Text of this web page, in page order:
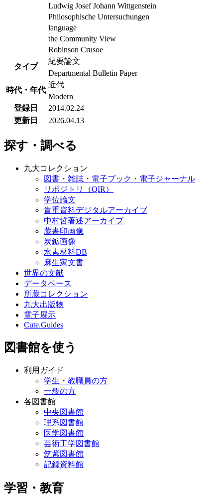
Ludwig Josef Johann Wittgenstein
Philosophische Untersuchungen
language
the Community View
Robinson Crusoe
タイプ
紀要論文
Departmental Bulletin Paper
時代・年代
近代
Modern
登録日
2014.02.24
更新日
2026.04.13
探す・調べる
九大コレクション
図書・雑誌・電子ブック・電子ジャーナル
リポジトリ（QIR）
学位論文
貴重資料デジタルアーカイブ
中村哲著述アーカイブ
蔵書印画像
炭鉱画像
水素材料DB
麻生家文書
世界の文献
データベース
所蔵コレクション
九大出版物
電子展示
Cute.Guides
図書館を使う
利用ガイド
学生・教職員の方
一般の方
各図書館
中央図書館
理系図書館
医学図書館
芸術工学図書館
筑紫図書館
記録資料館
学習・教育